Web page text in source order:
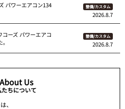
パワーエアコン134
整備/カスタム
2026.8.7
コーズ パワーエアコ
整備/カスタム
2026.8.7
About Us
たちについて
、